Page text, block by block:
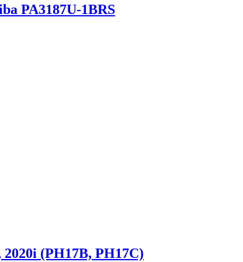
PA3187U-1BRS
(PH17B, PH17C)